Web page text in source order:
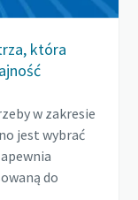
która
w zakresie
jest wybrać
do